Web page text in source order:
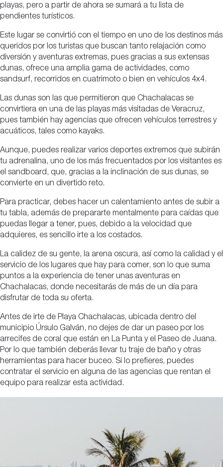
playas, pero a partir de ahora se sumará a tu lista de
pendientes turísticos.
Este lugar se convirtió con el tiempo en uno de los destinos más
queridos por los turistas que buscan tanto relajación como
diversión y aventuras extremas, pues gracias a sus extensas
dunas, ofrece una amplia gama de actividades, como
sandsurf, recorridos en cuatrimoto o bien en vehículos 4x4.
Las dunas son las que permitieron que Chachalacas se
convirtiera en una de las playas más visitadas de Veracruz,
pues también hay agencias que ofrecen vehículos terrestres y
acuáticos, tales como kayaks.
Aunque, puedes realizar varios deportes extremos que subirán
tu adrenalina, uno de los más frecuentados por los visitantes es
el sandboard, que, gracias a la inclinación de sus dunas, se
convierte en un divertido reto.
Para practicar, debes hacer un calentamiento antes de subir a
tu tabla, además de prepararte mentalmente para caídas que
puedas llegar a tener, pues, debido a la velocidad que
adquieres, es sencillo irte a los costados.
La calidez de su gente, la arena oscura, así como la calidad y el
servicio de los lugares que hay para comer, son lo que suma
puntos a la experiencia de tener unas aventuras en
Chachalacas, donde necesitarás de más de un día para
disfrutar de toda su oferta.
Antes de irte de Playa Chachalacas, ubicada dentro del
municipio Úrsulo Galván, no dejes de dar un paseo por los
arrecifes de coral que están en La Punta y el Paseo de Juana.
Por lo que también deberás llevar tu traje de baño y otras
herramientas para hacer buceo. Si lo prefieres, puedes
contratar el servicio en alguna de las agencias que rentan el
equipo para realizar esta actividad.